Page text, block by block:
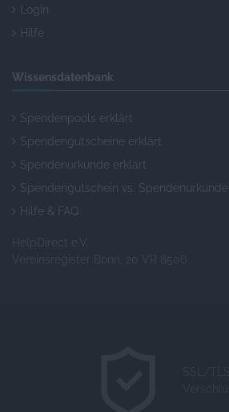
Login
Hilfe
Wissensdatenbank
Spendenpools erklärt
Spendengutscheine erklärt
Spendenurkunde erklärt
Spendengutschein vs. Spendenurkunde
Hilfe & FAQ
HelpDirect e.V.
Vereinsregister Bonn, 20 VR 8506